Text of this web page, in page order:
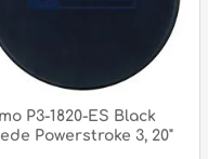
P3-1820-ES Black
Powerstroke 3, 20"